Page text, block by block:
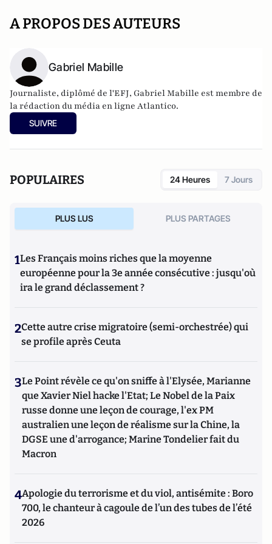
A PROPOS DES AUTEURS
Gabriel Mabille
Journaliste, diplômé de l'EFJ, Gabriel Mabille est membre de
la rédaction du média en ligne Atlantico.
SUIVRE
POPULAIRES 24 Heures 7 Jours
PLUS LUS PLUS PARTAGES
1Les Français moins riches que la moyenne
européenne pour la 3e année consécutive : jusqu'où
ira le grand déclassement ?
2Cette autre crise migratoire (semi-orchestrée) qui
se profile après Ceuta
3Le Point révèle ce qu'on sniffe à l'Elysée, Marianne
que Xavier Niel hacke l'Etat; Le Nobel de la Paix
russe donne une leçon de courage, l'ex PM
australien une leçon de réalisme sur la Chine, la
DGSE une d'arrogance; Marine Tondelier fait du
Macron
4Apologie du terrorisme et du viol, antisémite : Boro
700, le chanteur à cagoule de l’un des tubes de l’été
2026